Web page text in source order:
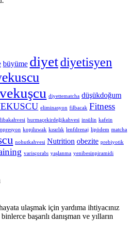
büyüme diyetdiyetisyen
diyettematcha düşükdoğum
eliminasyon filbacak Fitness
hurmaçekirdeğikahvesi insülin kafein
kopiluwak kısırlık lenfdrenaj lipödem matcha
nohutkahvesi Nutrition obezite prebiyotik
varisçorabı yaşlanma yenibesinpiramidi
ulaşmak için yardıma ihtiyacınız
başarılı danışman ve yılların